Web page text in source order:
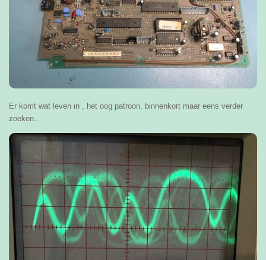
Er komt wat leven in , het oog patroon, binnenkort maar eens verder
zoeken..